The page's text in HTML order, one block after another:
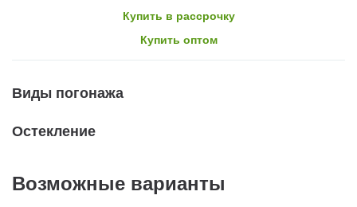
Купить в рассрочку
Купить оптом
Виды погонажа
Остекление
Возможные варианты